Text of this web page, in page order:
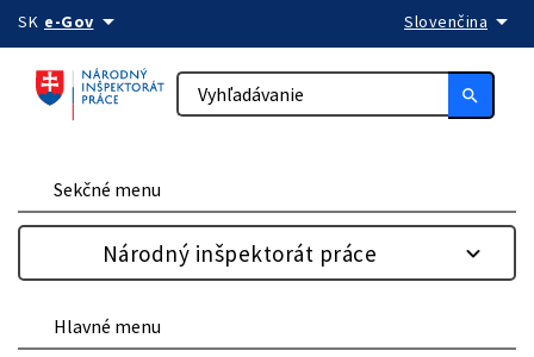
Preskočiť na obsah
SK e-Govarrow_drop_down Slovenčina arrow_drop_down
search
Sekčné menu
Národný inšpektorát práce
Hlavné menu